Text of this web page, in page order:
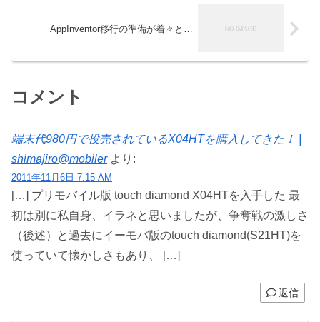
AppInventor移行の準備が着々と…
コメント
端末代980円で投売されているX04HTを購入してきた！ |
shimajiro@mobiler より:
2011年11月6日 7:15 AM
[…] プリモバイル版 touch diamond X04HTを入手した 最
初は別に私自身、イラネと思いましたが、争奪戦の激しさ
（後述）と過去にイーモバ版のtouch diamond(S21HT)を
使っていて懐かしさもあり、 […]
返信